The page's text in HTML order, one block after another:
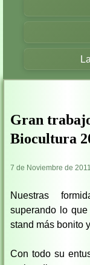
Gran
Biocultura
7 de Noviembre de 2011
Nuestras
superando lo
stand más bonito
Con todo su